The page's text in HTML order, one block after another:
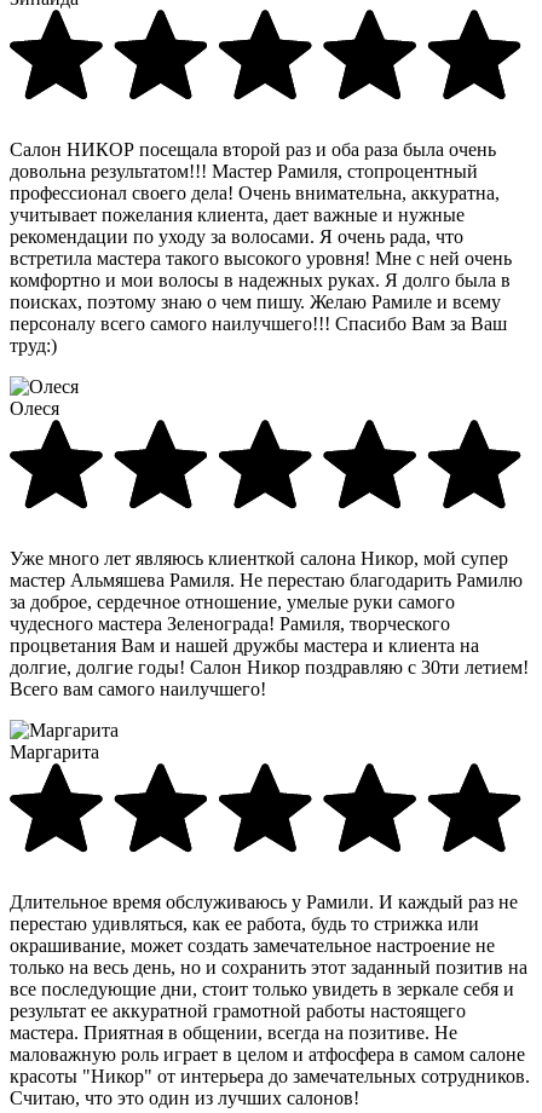
Салон НИКОР посещала второй раз и оба раза была очень
довольна результатом!!! Мастер Рамиля, стопроцентный
профессионал своего дела! Очень внимательна, аккуратна,
учитывает пожелания клиента, дает важные и нужные
рекомендации по уходу за волосами. Я очень рада, что
встретила мастера такого высокого уровня! Мне с ней очень
комфортно и мои волосы в надежных руках. Я долго была в
поисках, поэтому знаю о чем пишу. Желаю Рамиле и всему
персоналу всего самого наилучшего!!! Спасибо Вам за Ваш
труд:)
Олеся
Уже много лет являюсь клиенткой салона Никор, мой супер
мастер Альмяшева Рамиля. Не перестаю благодарить Рамилю
за доброе, сердечное отношение, умелые руки самого
чудесного мастера Зеленограда! Рамиля, творческого
процветания Вам и нашей дружбы мастера и клиента на
долгие, долгие годы! Салон Никор поздравляю с 30ти летием!
Всего вам самого наилучшего!
Маргарита
Длительное время обслуживаюсь у Рамили. И каждый раз не
перестаю удивляться, как ее работа, будь то стрижка или
окрашивание, может создать замечательное настроение не
только на весь день, но и сохранить этот заданный позитив на
все последующие дни, стоит только увидеть в зеркале себя и
результат ее аккуратной грамотной работы настоящего
мастера. Приятная в общении, всегда на позитиве. Не
маловажную роль играет в целом и атфосфера в самом салоне
красоты "Никор" от интерьера до замечательных сотрудников.
Считаю, что это один из лучших салонов!